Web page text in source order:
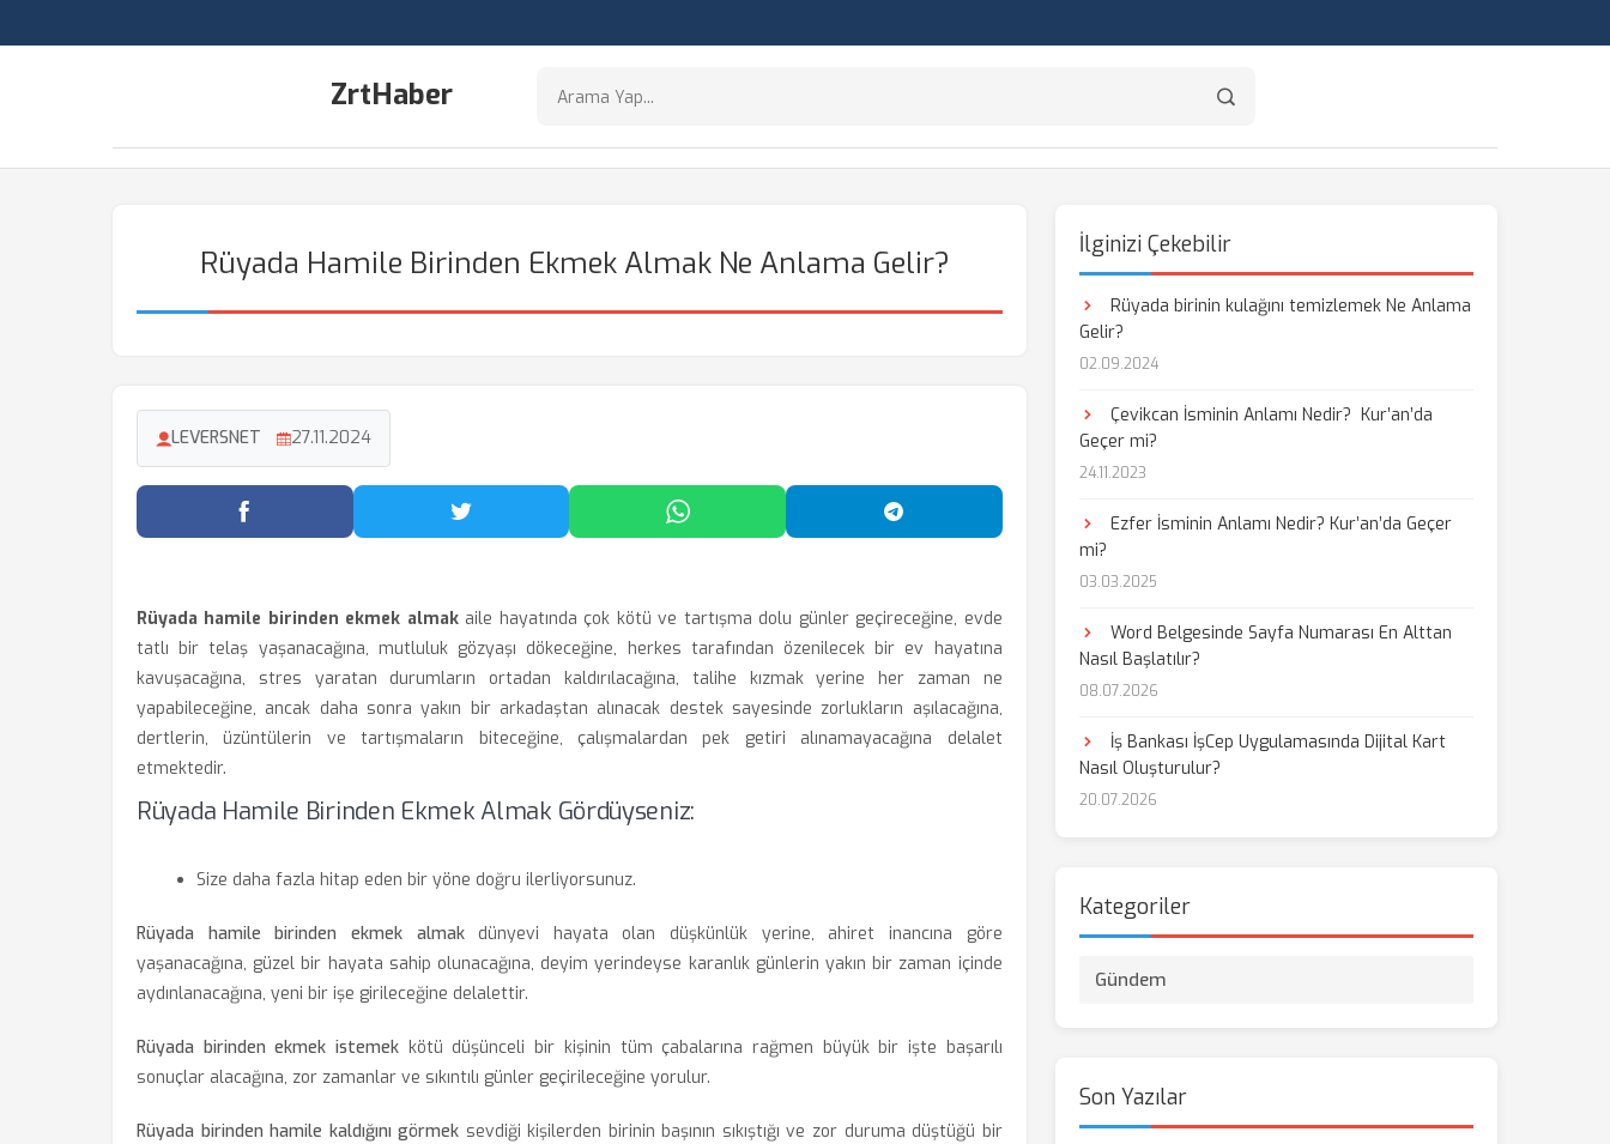
ZrtHaber
Rüyada Hamile Birinden Ekmek Almak Ne Anlama Gelir?
LEVERSNET 27.11.2024
Facebook'ta Paylaş Twitter'da Paylaş WhatsApp'ta Paylaş Telegram'da Paylaş
Rüyada hamile birinden ekmek almakaile hayatında çok kötü ve tartışma dolu günler geçireceğine, evde
tatlı bir telaş yaşanacağına, mutluluk gözyaşı dökeceğine, herkes tarafından özenilecek bir ev hayatına
kavuşacağına, stres yaratan durumların ortadan kaldırılacağına, talihe kızmak yerine her zaman ne
yapabileceğine, ancak daha sonra yakın bir arkadaştan alınacak destek sayesinde zorlukların aşılacağına,
dertlerin, üzüntülerin ve tartışmaların biteceğine, çalışmalardan pek getiri alınamayacağına delalet
etmektedir.
Rüyada Hamile Birinden Ekmek Almak Gördüyseniz:
Size daha fazla hitap eden bir yöne doğru ilerliyorsunuz.
Rüyada hamile birinden ekmek almakdünyevi hayata olan düşkünlük yerine, ahiret inancına göre
yaşanacağına, güzel bir hayata sahip olunacağına, deyim yerindeyse karanlık günlerin yakın bir zaman içinde
aydınlanacağına, yeni bir işe girileceğine delalettir.
Rüyada birinden ekmek istemek kötü düşünceli bir kişinin tüm çabalarına rağmen büyük bir işte başarılı
sonuçlar alacağına, zor zamanlar ve sıkıntılı günler geçirileceğine yorulur.
Rüyada birinden hamile kaldığını görmek sevdiği kişilerden birinin başının sıkıştığı ve zor duruma düştüğü bir
İlginizi Çekebilir
Rüyada birinin kulağını temizlemek Ne Anlama
Gelir?
02.09.2024
Çevikcan İsminin Anlamı Nedir? Kur’an’da
Geçer mi?
24.11.2023
Ezfer İsminin Anlamı Nedir? Kur’an’da Geçer
mi?
03.03.2025
Word Belgesinde Sayfa Numarası En Alttan
Nasıl Başlatılır?
08.07.2026
İş Bankası İşCep Uygulamasında Dijital Kart
Nasıl Oluşturulur?
20.07.2026
Kategoriler
Gündem
Son Yazılar